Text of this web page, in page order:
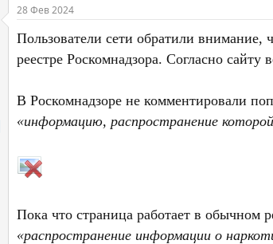
28 Фев 2024
Пользователи сети обратили внимание,
реестре Роскомнадзора. Согласно сайту
В Роскомнадзоре не комментировали
«информацию, распространение
Пока что страница работает в обычном
«распространение информации о